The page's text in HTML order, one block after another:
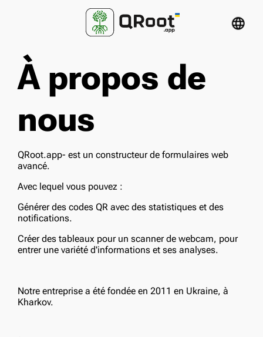
language
À propos de
nous
QRoot.app- est un constructeur de formulaires web
avancé.
Avec lequel vous pouvez :
Générer des codes QR avec des statistiques et des
notifications.
Créer des tableaux pour un scanner de webcam, pour
entrer une variété d'informations et ses analyses.
Notre entreprise a été fondée en 2011 en Ukraine, à
Kharkov.